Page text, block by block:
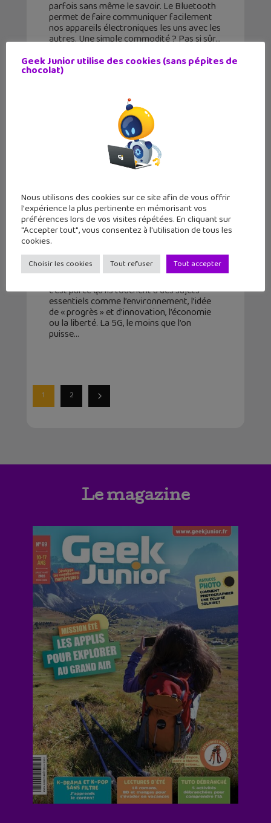
parfois sans même le savoir. Le Bluetooth
permet de faire communiquer facilement
nos appareils électroniques les uns avec les
autres. Une simple commodité ? Pas si sûr
Est-ce que tu connais la 5G ?
13 août 2021
c’est parce qu’ils touchent à des sujets
essentiels comme l’environnement, l’idée
de « progrès » et d’innovation, l’économie
ou la liberté. La 5G, le moins que l’on
puisse
1 2
Le magazine
Geek Junior utilise des cookies (sans pépites de
chocolat)
Nous utilisons des cookies sur ce site afin de vous offrir
l'expérience la plus pertinente en mémorisant vos
préférences lors de vos visites répétées. En cliquant sur
"Accepter tout", vous consentez à l'utilisation de tous les
cookies.
Choisir les cookies Tout refuser Tout accepter